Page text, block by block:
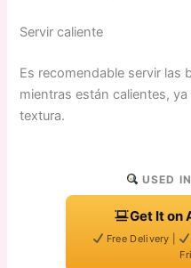
Servir caliente
Es recomendable servir las
mientras están calientes,
textura.
USED
Get It on
Free Delivery |